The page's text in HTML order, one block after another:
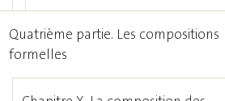
Quatrième partie. Les compositions
formelles